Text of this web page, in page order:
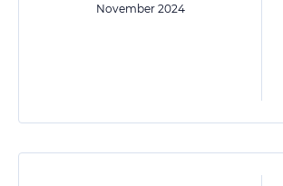
November 2024